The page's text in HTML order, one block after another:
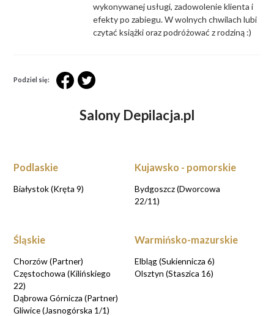
wykonywanej usługi, zadowolenie klienta i
efekty po zabiegu. W wolnych chwilach lubi
czytać książki oraz podróżować z rodziną :)
Podziel się:
Salony Depilacja.pl
Podlaskie
Białystok (Kręta 9)
Kujawsko - pomorskie
Bydgoszcz (Dworcowa
22/11)
Śląskie
Chorzów (Partner)
Częstochowa (Kilińskiego
22)
Dąbrowa Górnicza (Partner)
Gliwice (Jasnogórska 1/1)
Warmińsko-mazurskie
Elbląg (Sukiennicza 6)
Olsztyn (Staszica 16)